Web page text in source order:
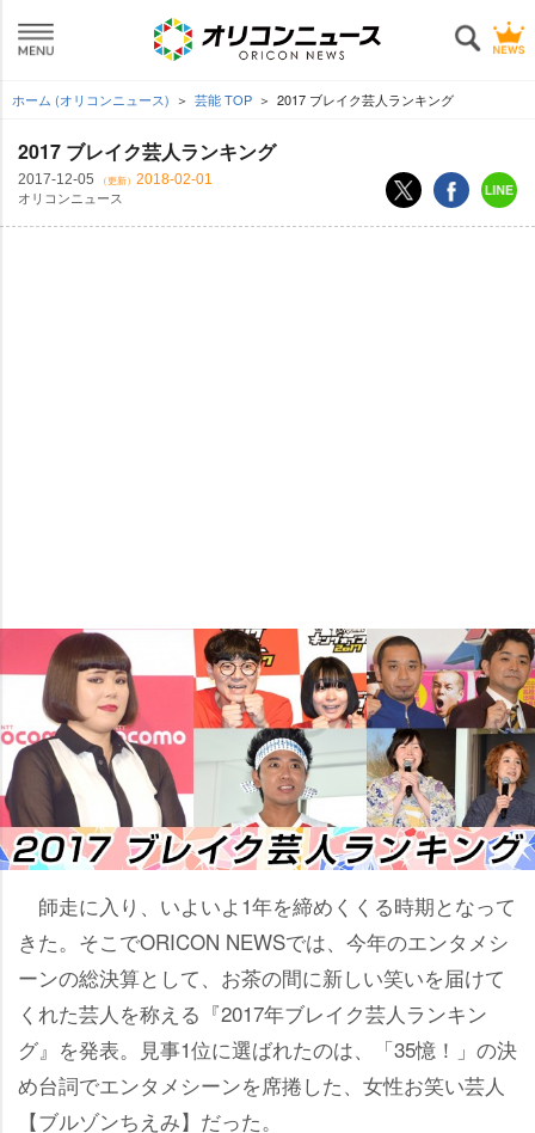
ホーム (オリコンニュース) 芸能 TOP 2017 ブレイク芸人ランキング
2017 ブレイク芸人ランキング
2017-12-05 （更新） 2018-02-01
オリコンニュース
師走に入り、いよいよ1年を締めくくる時期となって
きた。そこでORICON NEWSでは、今年のエンタメシ
ーンの総決算として、お茶の間に新しい笑いを届けて
くれた芸人を称える『2017年ブレイク芸人ランキン
グ』を発表。見事1位に選ばれたのは、「35憶！」の決
め台詞でエンタメシーンを席捲した、女性お笑い芸人
【ブルゾンちえみ】だった。